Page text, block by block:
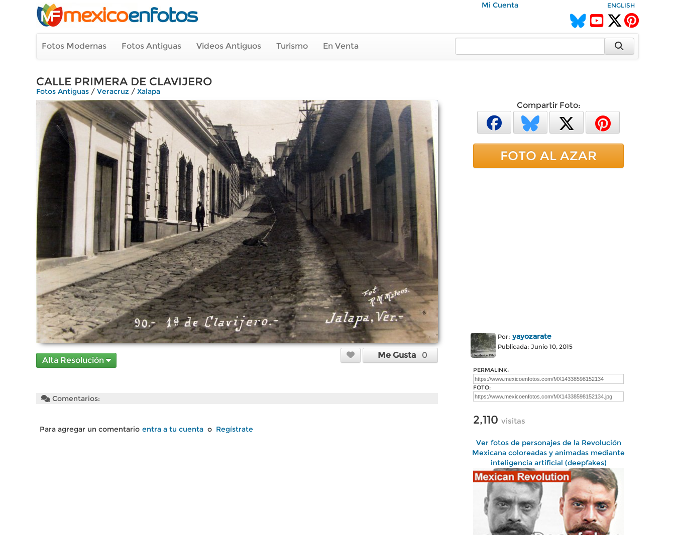
Mi Cuenta ENGLISH
Fotos Modernas Fotos Antiguas Videos Antiguos Turismo En Venta
CALLE PRIMERA DE CLAVIJERO
Fotos Antiguas / Veracruz / Xalapa
Alta Resolución
Me Gusta 0
Comentarios:
Para agregar un comentario entra a tu cuenta o Regístrate
Compartir Foto:
FOTO AL AZAR
Por: yayozarate
Publicada: Junio 10, 2015
PERMALINK:
FOTO:
2,110 visitas
Ver fotos de personajes de la Revolución
Mexicana coloreadas y animadas mediante
inteligencia artificial (deepfakes)